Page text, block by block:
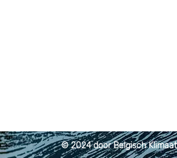
© 2024 door Belgisch